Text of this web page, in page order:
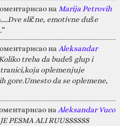
на Marija Petrovih
slične, emotivne duše
на Aleksandar
treba da budeš glup i
oplemenjuje
gore.Umesto da se oplemene,
на Aleksandar Vuco
PESMA ALI RUUSSSSSS